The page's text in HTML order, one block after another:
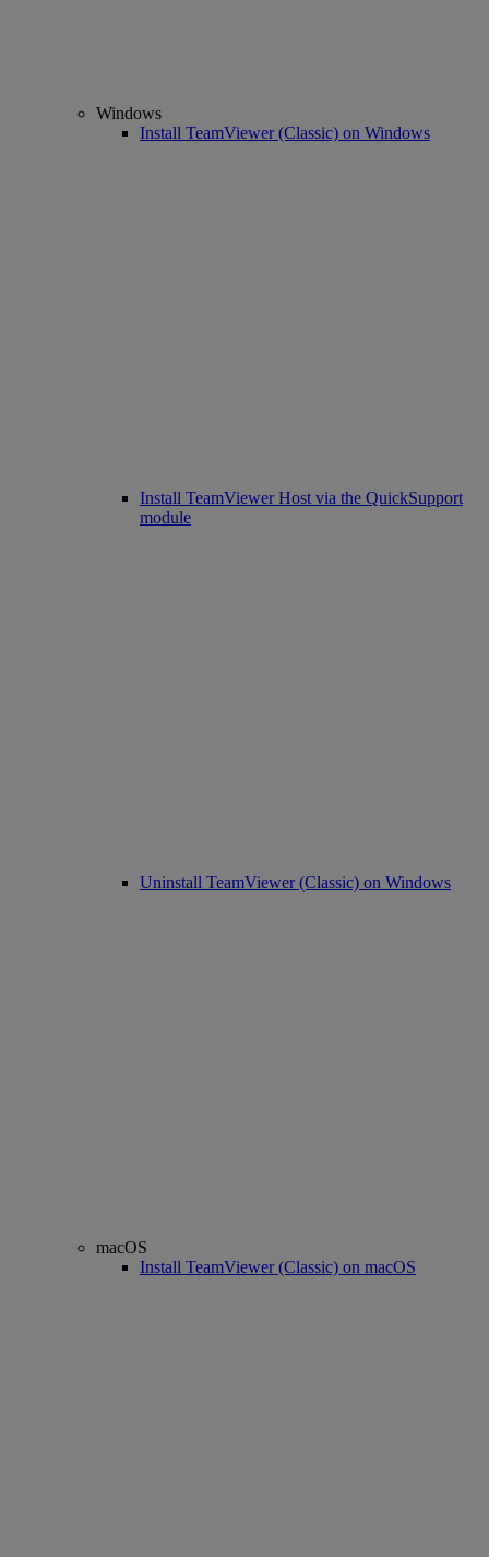
Windows
Install TeamViewer (Classic) on Windows
Install TeamViewer Host via the QuickSupport
module
Uninstall TeamViewer (Classic) on Windows
macOS
Install TeamViewer (Classic) on macOS